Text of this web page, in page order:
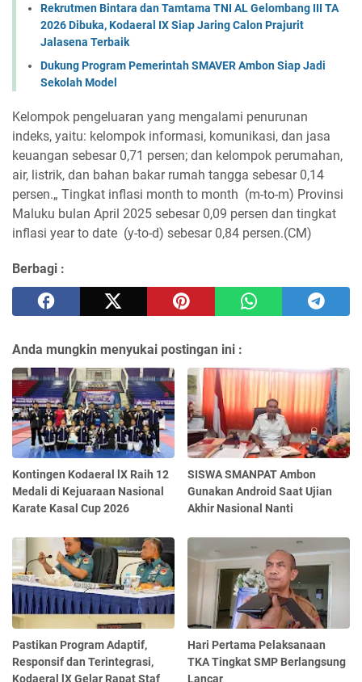
Rekrutmen Bintara dan Tamtama TNI AL Gelombang III TA
2026 Dibuka, Kodaeral IX Siap Jaring Calon Prajurit
Jalasena Terbaik
Dukung Program Pemerintah SMAVER Ambon Siap Jadi
Sekolah Model
Kelompok pengeluaran yang mengalami penurunan
indeks, yaitu: kelompok informasi, komunikasi, dan jasa
keuangan sebesar 0,71 persen; dan kelompok perumahan,
air, listrik, dan bahan bakar rumah tangga sebesar 0,14
persen.„ Tingkat inflasi month to month (m-to-m) Provinsi
Maluku bulan April 2025 sebesar 0,09 persen dan tingkat
inflasi year to date (y-to-d) sebesar 0,84 persen.(CM)
Berbagi :
Anda mungkin menyukai postingan ini :
Kontingen Kodaeral lX Raih 12
Medali di Kejuaraan Nasional
Karate Kasal Cup 2026
SISWA SMANPAT Ambon
Gunakan Android Saat Ujian
Akhir Nasional Nanti
Pastikan Program Adaptif,
Responsif dan Terintegrasi,
Kodaeral lX Gelar Rapat Staf
Hari Pertama Pelaksanaan
TKA Tingkat SMP Berlangsung
Lancar